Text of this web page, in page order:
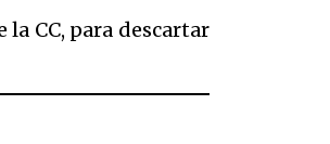
CC, para descartar